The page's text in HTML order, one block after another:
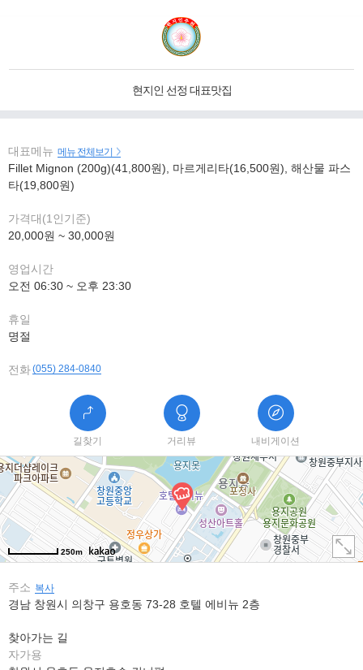
현지인 선정 대표맛집
대표메뉴 메뉴 전체보기
Fillet Mignon (200g)(41,800원), 마르게리타(16,500원), 해산물 파스
타(19,800원)
가격대(1인기준)
20,000원 ~ 30,000원
영업시간
오전 06:30 ~ 오후 23:30
휴일
명절
전화(055) 284-0840
길찾기 거리뷰 내비게이션
250m
주소 복사
경남 창원시 의창구 용호동 73-28 호텔 에비뉴 2층
찾아가는 길
자가용